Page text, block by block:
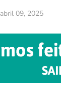
abril 09, 2025